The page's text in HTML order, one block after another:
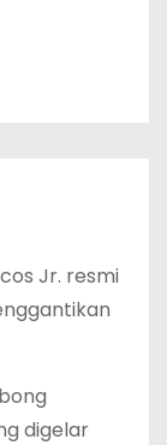
Jr. resmi
digelar